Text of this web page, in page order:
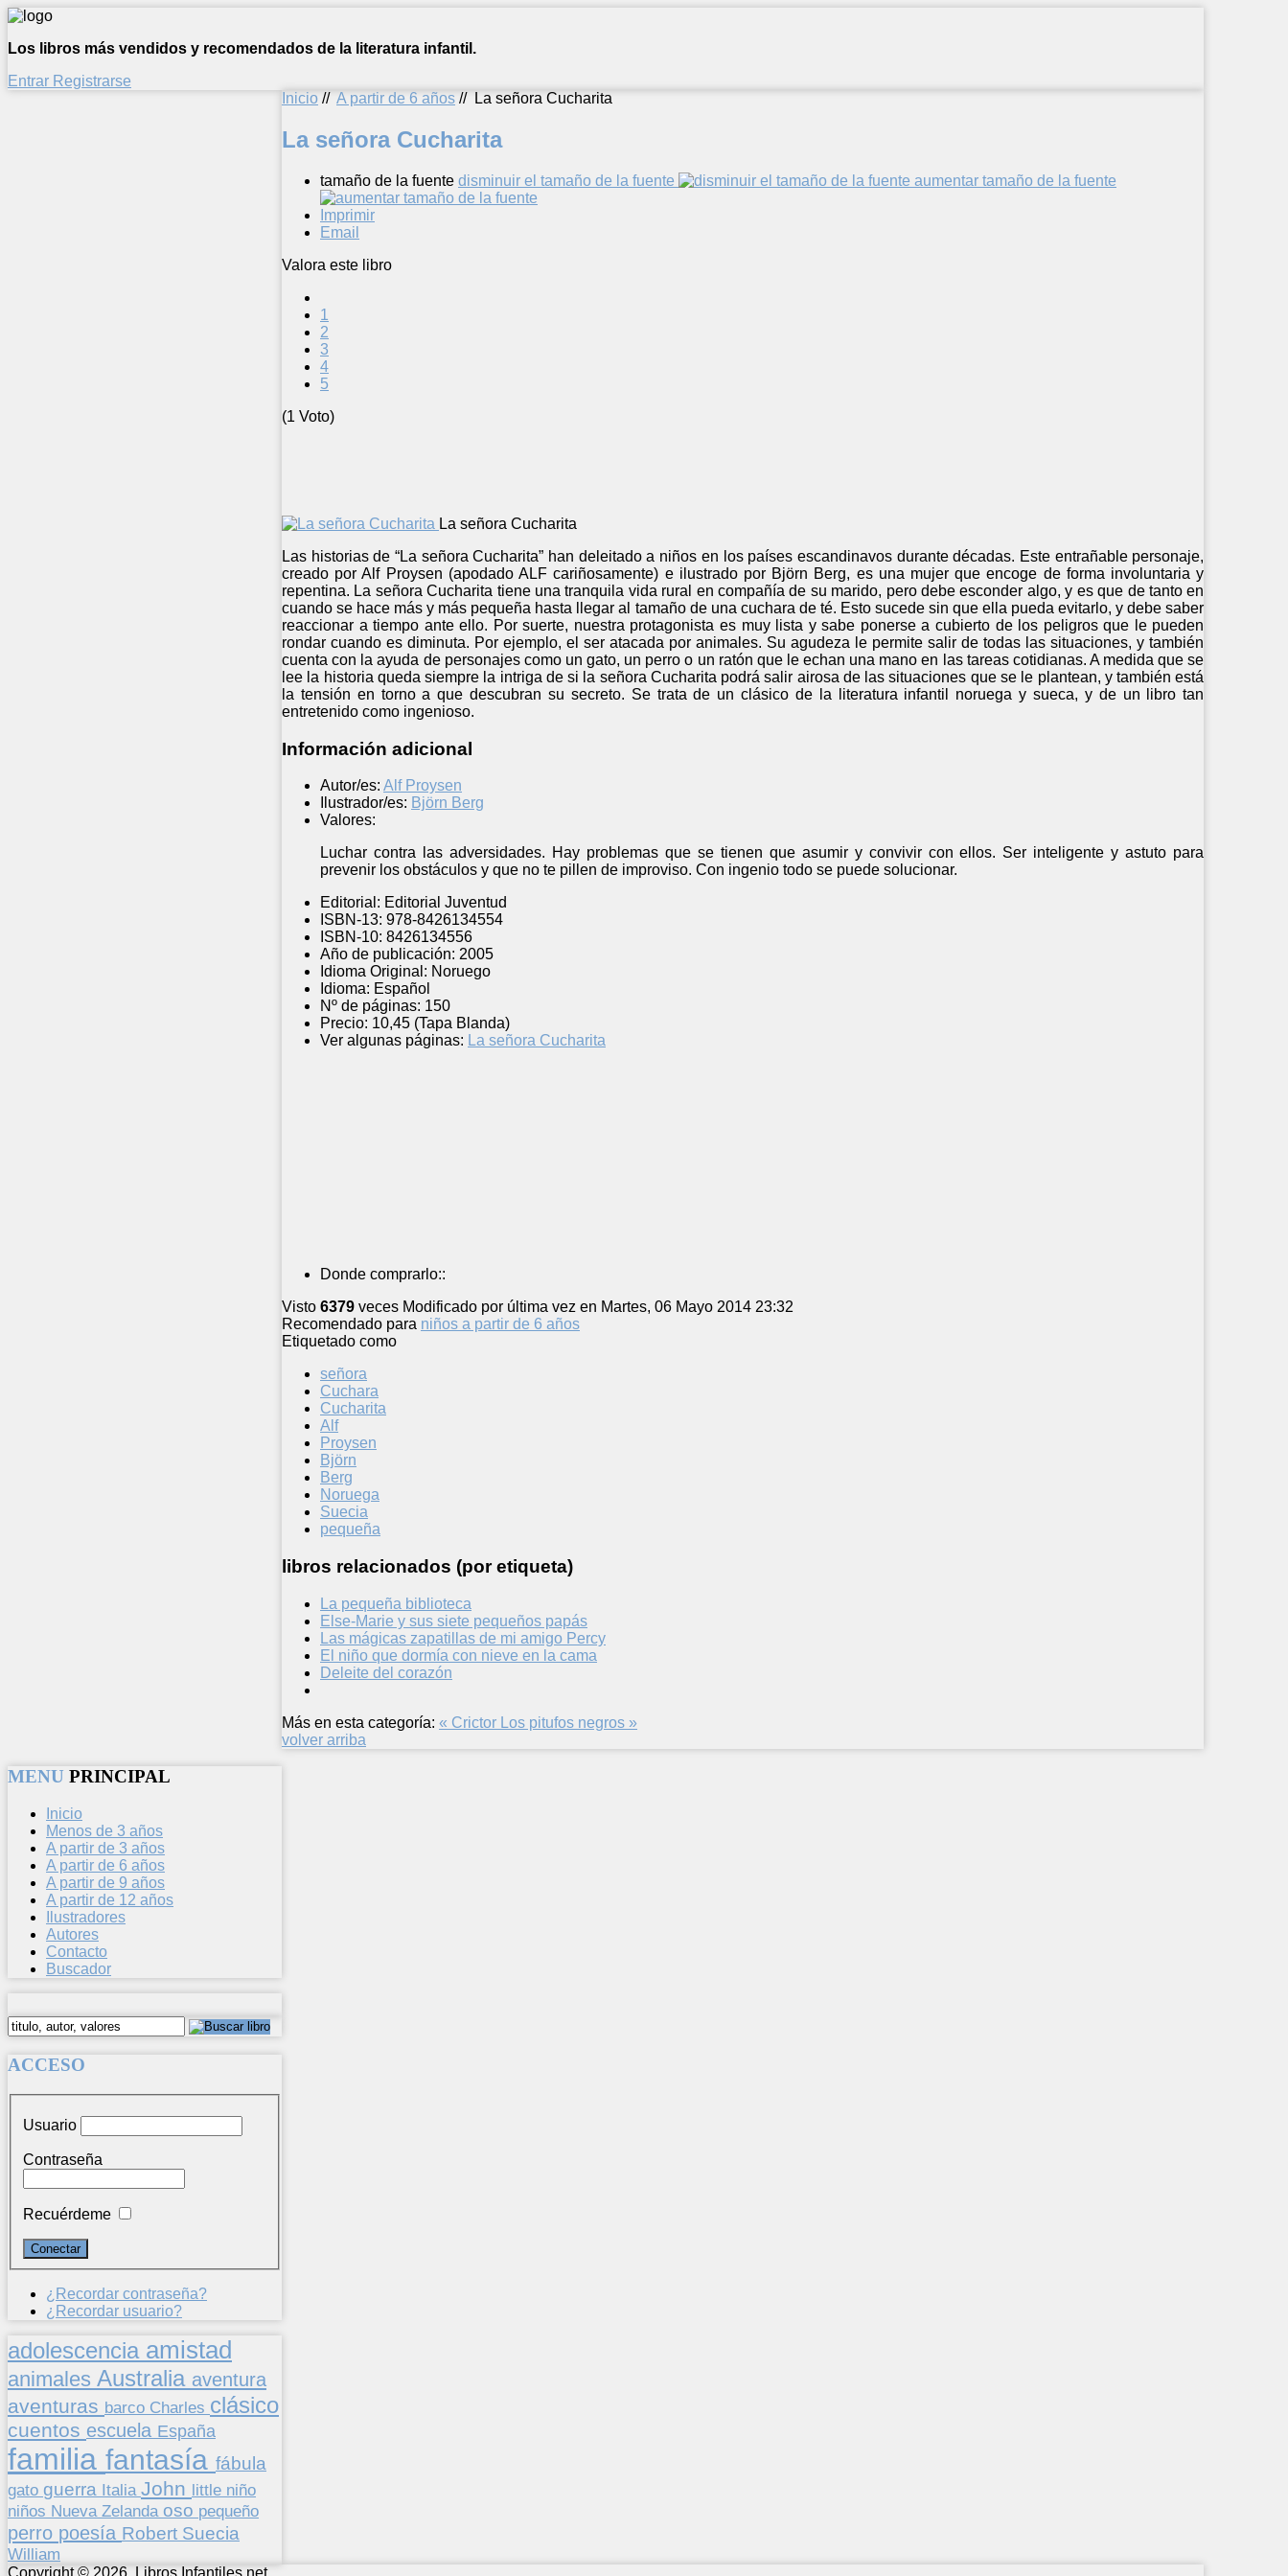
Los libros más vendidos y recomendados de la literatura infantil.
Entrar Registrarse
Inicio // A partir de 6 años // La señora Cucharita
La señora Cucharita
tamaño de la fuente disminuir el tamaño de la fuente aumentar tamaño de la fuente
Imprimir
Email
Valora este libro
1
2
3
4
5
(1 Voto)
La señora Cucharita
Las historias de “La señora Cucharita” han deleitado a niños en los países escandinavos durante décadas. Este entrañable personaje,
creado por Alf Proysen (apodado ALF cariñosamente) e ilustrado por Björn Berg, es una mujer que encoge de forma involuntaria y
repentina. La señora Cucharita tiene una tranquila vida rural en compañía de su marido, pero debe esconder algo, y es que de tanto en
cuando se hace más y más pequeña hasta llegar al tamaño de una cuchara de té. Esto sucede sin que ella pueda evitarlo, y debe saber
reaccionar a tiempo ante ello. Por suerte, nuestra protagonista es muy lista y sabe ponerse a cubierto de los peligros que le pueden
rondar cuando es diminuta. Por ejemplo, el ser atacada por animales. Su agudeza le permite salir de todas las situaciones, y también
cuenta con la ayuda de personajes como un gato, un perro o un ratón que le echan una mano en las tareas cotidianas. A medida que se
lee la historia queda siempre la intriga de si la señora Cucharita podrá salir airosa de las situaciones que se le plantean, y también está
la tensión en torno a que descubran su secreto. Se trata de un clásico de la literatura infantil noruega y sueca, y de un libro tan
entretenido como ingenioso.
Información adicional
Autor/es: Alf Proysen
Ilustrador/es: Björn Berg
Valores:
Luchar contra las adversidades. Hay problemas que se tienen que asumir y convivir con ellos. Ser inteligente y astuto para
prevenir los obstáculos y que no te pillen de improviso. Con ingenio todo se puede solucionar.
Editorial: Editorial Juventud
ISBN-13: 978-8426134554
ISBN-10: 8426134556
Año de publicación: 2005
Idioma Original: Noruego
Idioma: Español
Nº de páginas: 150
Precio: 10,45 (Tapa Blanda)
Ver algunas páginas: La señora Cucharita
Donde comprarlo::
Visto 6379 veces Modificado por última vez en Martes, 06 Mayo 2014 23:32
Recomendado para niños a partir de 6 años
Etiquetado como
señora
Cuchara
Cucharita
Alf
Proysen
Björn
Berg
Noruega
Suecia
pequeña
libros relacionados (por etiqueta)
La pequeña biblioteca
Else-Marie y sus siete pequeños papás
Las mágicas zapatillas de mi amigo Percy
El niño que dormía con nieve en la cama
Deleite del corazón
Más en esta categoría: « Crictor Los pitufos negros »
volver arriba
MENU PRINCIPAL
Inicio
Menos de 3 años
A partir de 3 años
A partir de 6 años
A partir de 9 años
A partir de 12 años
Ilustradores
Autores
Contacto
Buscador
ACCESO
Usuario
Contraseña
Recuérdeme
¿Recordar contraseña?
¿Recordar usuario?
adolescencia amistad
animales Australia aventura
aventuras barco Charles clásico
cuentos escuela España
familia fantasía fábula
gato guerra Italia John little niño
niños Nueva Zelanda oso pequeño
perro poesía Robert Suecia
William